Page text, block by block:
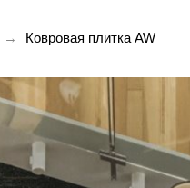
→ Ковровая плитка AW